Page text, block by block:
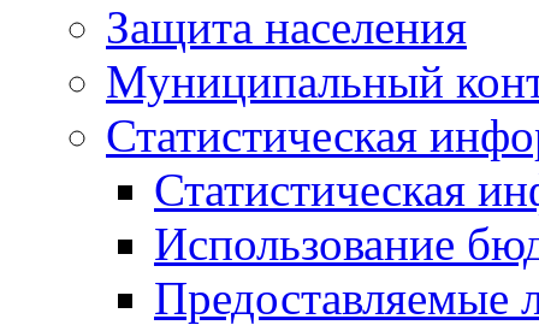
Защита населения
Муниципальный
Статистическая
Статистическая
Использование
Предоставляемые